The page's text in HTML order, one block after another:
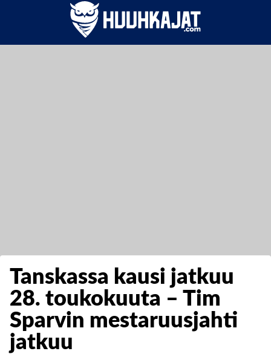
Tanskassa kausi jatkuu
28. toukokuuta – Tim
Sparvin mestaruusjahti
jatkuu